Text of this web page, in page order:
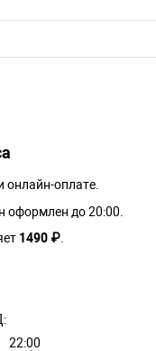
онлайн-оплате.
оформлен до 20:00.
1490 ₽
22:00